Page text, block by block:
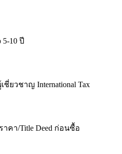
5-10 ปี
เชี่ยวชาญ International Tax
าคา/Title Deed ก่อนซื้อ